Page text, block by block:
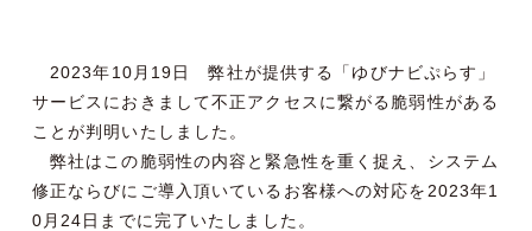
2023年10月19日 弊社が提供する「ゆびナビぷらす」
サービスにおきまして不正アクセスに繋がる脆弱性がある
ことが判明いたしました。
弊社はこの脆弱性の内容と緊急性を重く捉え、システム
修正ならびにご導入頂いているお客様への対応を2023年1
0月24日までに完了いたしました。